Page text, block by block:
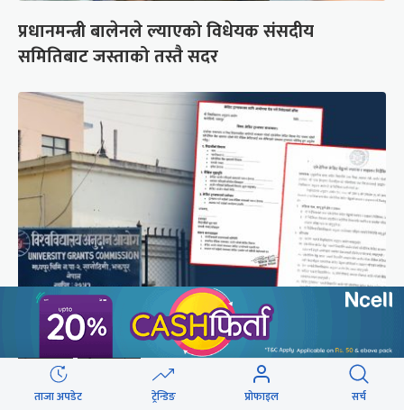
प्रधानमन्त्री बालेनले ल्याएको विधेयक संसदीय
समितिबाट जस्ताको तस्तै सदर
शैक्षिक क्रेडिट बैंक : विदेशमा अध्ययन पूरा नगरी फर्किए
नेपालमा निरन्तरता
ताजा अपडेट ट्रेन्डिङ प्रोफाइल सर्च